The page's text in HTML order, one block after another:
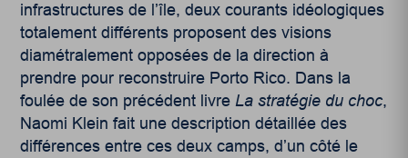
infrastructures de l’île, deux courants idéologiques
totalement différents proposent des visions
diamétralement opposées de la direction à
prendre pour reconstruire Porto Rico. Dans la
foulée de son précédent livre La stratégie du choc,
Naomi Klein fait une description détaillée des
différences entre ces deux camps, d’un côté le